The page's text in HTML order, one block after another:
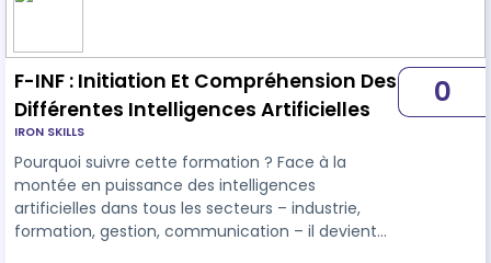
F-INF : Initiation Et Compréhension Des
Différentes Intelligences Artificielles
IRON SKILLS
Pourquoi suivre cette formation ? Face à la
montée en puissance des intelligences
artificielles dans tous les secteurs – industrie,
formation, gestion, communication – il devient
0